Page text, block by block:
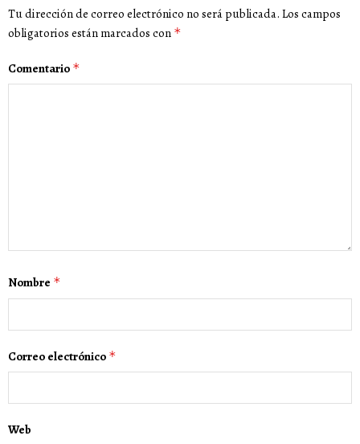
Tu dirección de correo electrónico no será publicada. Los campos
obligatorios están marcados con *
Comentario *
Nombre *
Correo electrónico *
Web